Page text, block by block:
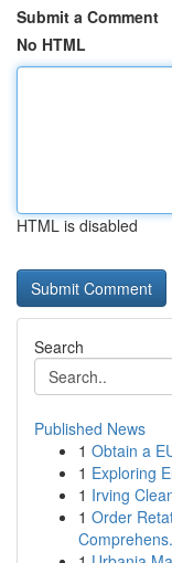
Submit a Comment
No HTML
HTML is disabled
Search
Published News
1 Obtain a
1 Exploring
1 Irving
1 Order